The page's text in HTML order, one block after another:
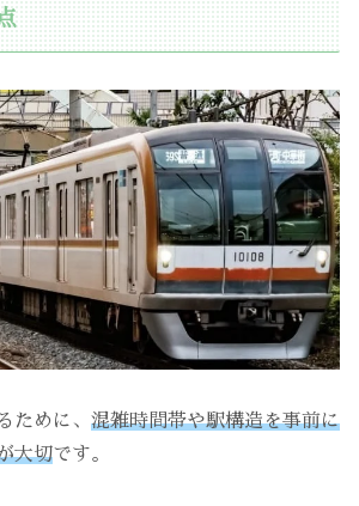
ために、 混雑時間帯や駅構造を事前に
大切です。